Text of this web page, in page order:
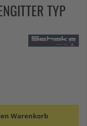
TYP
Warenkorb